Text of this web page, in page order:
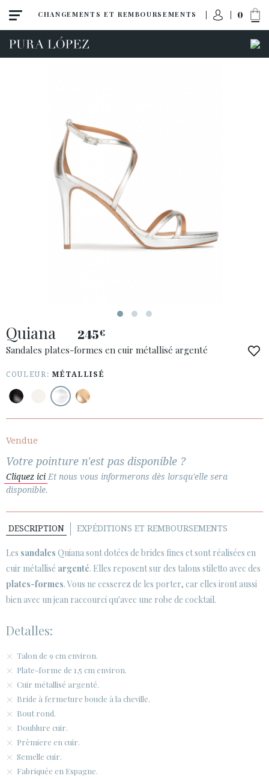
CHANGEMENTS ET REMBOURSEMENTS 0
Escarpins
Talon haut
ACCÈS À MA COMMANDE
· POLITIQUE DE CONFIDENTIALITÉ
· TERMES ET CONDITIONS
· INFORMATION LÉGALE
     
ESPACE CLIENTS B2B
SECURE WEB SSL CERTIFICATE © 2026 PURA LOPEZ
Quiana 245€
Sandales plates-formes en cuir métallisé argenté
COULEUR:MÉTALLISÉ
Vendue
Votre pointure n'est pas disponible ?
Cliquez ici Et nous vous informerons dès lorsqu'elle sera
disponible.
DESCRIPTION EXPÉDITIONS ET REMBOURSEMENTS
Les sandales Quiana sont dotées de brides fines et sont réalisées en
cuir métallisé argenté. Elles reposent sur des talons stiletto avec des
plates-formes. Vous ne cesserez de les porter, car elles iront aussi
bien avec un jean raccourci qu'avec une robe de cocktail.
Detalles:
Talon de 9 cm environ.
Plate-forme de 1,5 cm environ.
Cuir métallisé argenté.
Bride à fermeture boucle à la cheville.
Bout rond.
Doublure cuir.
Prèmiere en cuir.
Semelle cuir.
Fabriquée en Espagne.